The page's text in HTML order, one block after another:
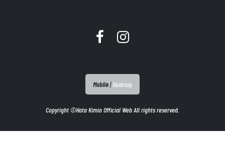
Mobile|Desktop
Copyright ©Hata Kimio Official Web All rights reserved.